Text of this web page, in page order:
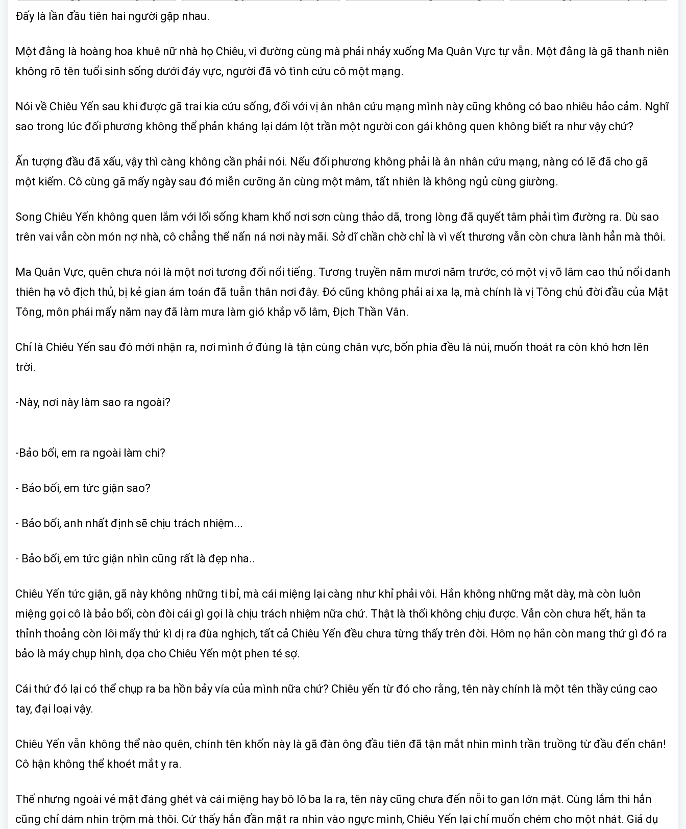
Đấy là lần đầu tiên hai người gặp nhau.
Một đằng là hoàng hoa khuê nữ nhà họ Chiêu, vì đường cùng mà phải nhảy xuống Ma Quân Vực tự vẫn. Một đằng là gã thanh niên
không rõ tên tuổi sinh sống dưới đáy vực, người đã vô tình cứu cô một mạng.
Nói về Chiêu Yến sau khi được gã trai kia cứu sống, đối với vị ân nhân cứu mạng mình này cũng không có bao nhiêu hảo cảm. Nghĩ
sao trong lúc đối phương không thể phản kháng lại dám lột trần một người con gái không quen không biết ra như vậy chứ?
Ấn tượng đầu đã xấu, vậy thì càng không cần phải nói. Nếu đối phương không phải là ân nhân cứu mạng, nàng có lẽ đã cho gã
một kiếm. Cô cùng gã mấy ngày sau đó miễn cưỡng ăn cùng một mâm, tất nhiên là không ngủ cùng giường.
Song Chiêu Yến không quen lắm với lối sống kham khổ nơi sơn cùng thảo dã, trong lòng đã quyết tâm phải tìm đường ra. Dù sao
trên vai vẫn còn món nợ nhà, cô chẳng thể nấn ná nơi này mãi. Sở dĩ chần chờ chỉ là vì vết thương vẫn còn chưa lành hẳn mà thôi.
Ma Quân Vực, quên chưa nói là một nơi tương đối nổi tiếng. Tương truyền năm mươi năm trước, có một vị võ lâm cao thủ nổi danh
thiên hạ vô địch thủ, bị kẻ gian ám toán đã tuẫn thân nơi đây. Đó cũng không phải ai xa lạ, mà chính là vị Tông chủ đời đầu của Mật
Tông, môn phái mấy năm nay đã làm mưa làm gió khắp võ lâm, Địch Thần Vân.
Chỉ là Chiêu Yến sau đó mới nhận ra, nơi mình ở đúng là tận cùng chân vực, bốn phía đều là núi, muốn thoát ra còn khó hơn lên
trời.
-Này, nơi này làm sao ra ngoài?
-Bảo bối, em ra ngoài làm chi?
- Bảo bối, em tức giận sao?
- Bảo bối, anh nhất định sẽ chịu trách nhiệm...
- Bảo bối, em tức giận nhìn cũng rất là đẹp nha..
Chiêu Yến tức giận, gã này không những ti bỉ, mà cái miệng lại càng như khỉ phải vôi. Hắn không những mặt dày, mà còn luôn
miệng gọi cô là bảo bối, còn đòi cái gì gọi là chịu trách nhiệm nữa chứ. Thật là thối không chịu được. Vẫn còn chưa hết, hắn ta
thỉnh thoảng còn lôi mấy thứ kì dị ra đùa nghịch, tất cả Chiêu Yến đều chưa từng thấy trên đời. Hôm nọ hắn còn mang thứ gì đó ra
bảo là máy chụp hình, dọa cho Chiêu Yến một phen té sợ.
Cái thứ đó lại có thể chụp ra ba hồn bảy vía của mình nữa chứ? Chiêu yến từ đó cho rằng, tên này chính là một tên thầy cúng cao
tay, đại loại vậy.
Chiêu Yến vẫn không thể nào quên, chính tên khốn này là gã đàn ông đầu tiên đã tận mắt nhìn mình trần truồng từ đầu đến chân!
Cô hận không thể khoét mắt y ra.
Thế nhưng ngoài vẻ mặt đáng ghét và cái miệng hay bô lô ba la ra, tên này cũng chưa đến nỗi to gan lớn mật. Cùng lắm thì hắn
cũng chỉ dám nhìn trộm mà thôi. Cứ thấy hắn đần mặt ra nhìn vào ngực mình, Chiêu Yến lại chỉ muốn chém cho một nhát. Giả dụ